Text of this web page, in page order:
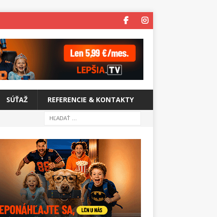
SÚŤAŽ REFERENCIE & KONTAKTY